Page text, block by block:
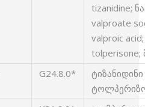
tizanidine;
valproate
valproic
tolperisone;
G24.8.0*